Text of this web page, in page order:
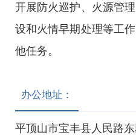
开展防火巡护、火源管
设和火情早期处理等工
他任务。
办公地址：
平顶山市宝丰县人民路